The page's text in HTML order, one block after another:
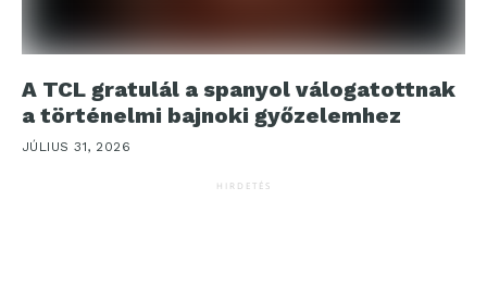
A TCL gratulál a spanyol válogatottnak
a történelmi bajnoki győzelemhez
JÚLIUS 31, 2026
HIRDETÉS